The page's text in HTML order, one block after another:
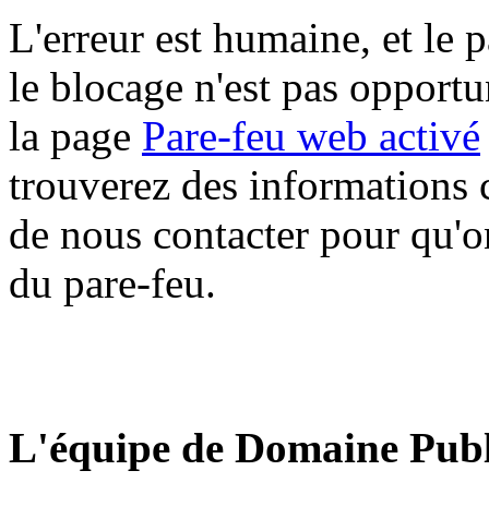
L'erreur est humaine, et le
le blocage n'est pas
la page Pare-feu web activé
trouverez des informations
de nous contacter pour
du pare-feu.
L'équipe de Domaine